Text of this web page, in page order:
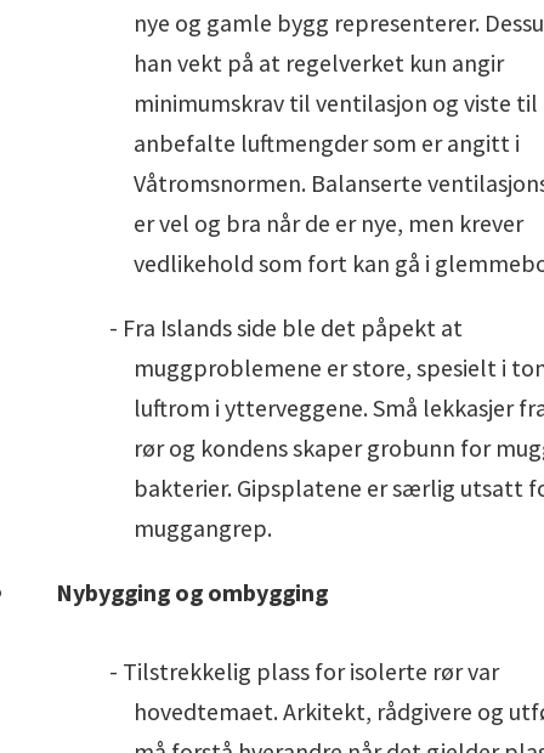
nye og gamle bygg representerer.
han vekt på at regelverket kun angir
minimumskrav til ventilasjon og viste til
anbefalte luftmengder som er angitt i
Våtromsnormen. Balanserte
er vel og bra når de er nye, men krever
vedlikehold som fort kan gå i
- Fra Islands side ble det påpekt at
muggproblemene er store, spesielt i
luftrom i ytterveggene. Små lekkasjer
rør og kondens skaper grobunn for
bakterier. Gipsplatene er særlig utsatt
muggangrep.
Nybygging og ombygging
- Tilstrekkelig plass for isolerte rør var
hovedtemaet. Arkitekt, rådgivere og